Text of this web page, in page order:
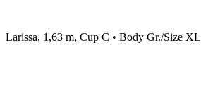
Larissa, 1,63 m, Cup C • Body Gr./Size XL